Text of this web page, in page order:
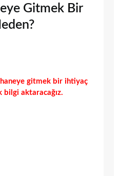
Gitmek Bir
gitmek bir ihtiyaç
bilgi aktaracağız.